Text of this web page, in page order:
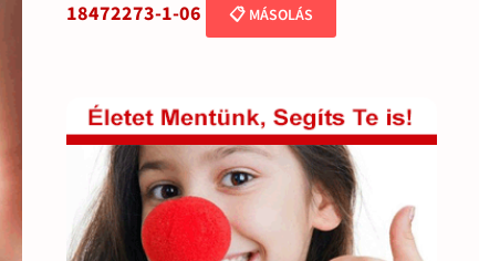
18472273-1-06 📋 MÁSOLÁS